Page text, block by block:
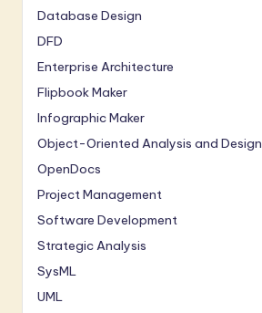
Database Design
DFD
Enterprise Architecture
Flipbook Maker
Infographic Maker
Object-Oriented Analysis and Design
OpenDocs
Project Management
Software Development
Strategic Analysis
SysML
UML